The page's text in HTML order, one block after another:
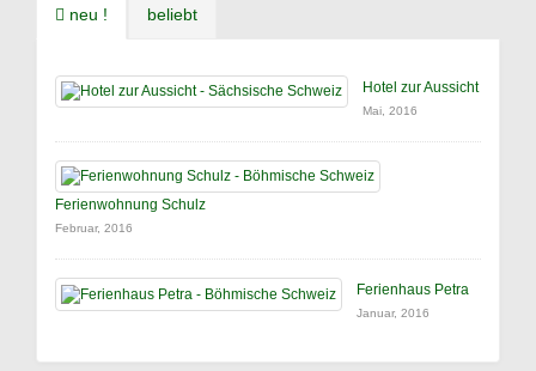
neu ! beliebt
Hotel zur Aussicht
Mai, 2016
Ferienwohnung Schulz
Februar, 2016
Ferienhaus Petra
Januar, 2016